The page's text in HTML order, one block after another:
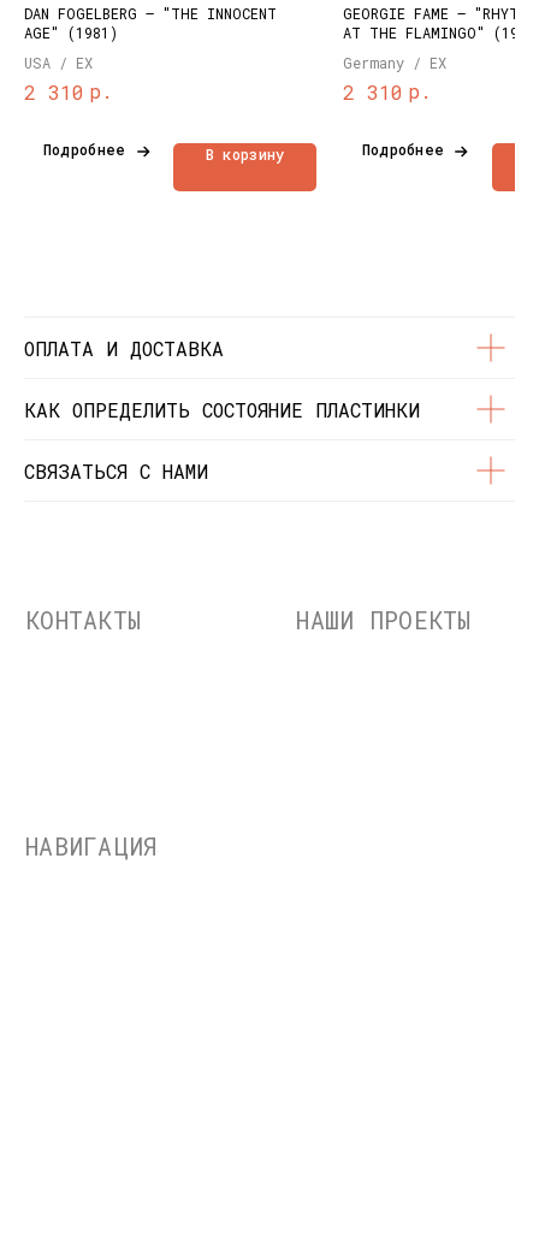
DAN FOGELBERG – "THE INNOCENT
AGE" (1981)
USA / EX
2 310 р.
Подробнее В корзину
GEORGIE FAME –
AT THE FLAMINGO"
Germany / EX
2 310 р.
Подробнее
ОПЛАТА И ДОСТАВКА
КАК ОПРЕДЕЛИТЬ СОСТОЯНИЕ ПЛАСТИНКИ
СВЯЗАТЬСЯ С НАМИ
НАВИГАЦИЯ
Каталог
Доставка и оплата
Контакты
Публичная оферта